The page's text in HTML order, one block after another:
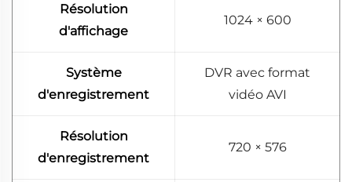
Résolution
d'affichage
1024 × 600
Système
d'enregistrement
DVR avec format
vidéo AVI
Résolution
d'enregistrement
720 × 576